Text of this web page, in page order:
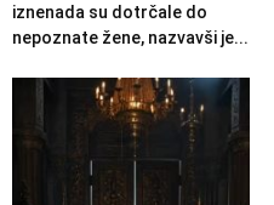
iznenada su dotrčale do
nepoznate žene, nazvavši je...